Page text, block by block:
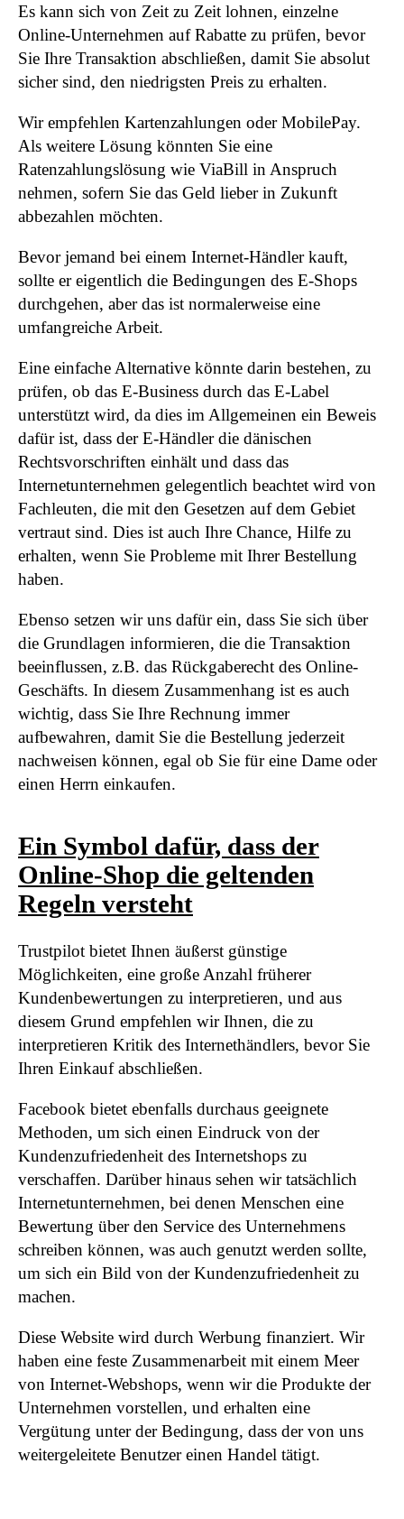
Es kann sich von Zeit zu Zeit lohnen, einzelne
Online-Unternehmen auf Rabatte zu prüfen, bevor
Sie Ihre Transaktion abschließen, damit Sie absolut
sicher sind, den niedrigsten Preis zu erhalten.
Wir empfehlen Kartenzahlungen oder MobilePay.
Als weitere Lösung könnten Sie eine
Ratenzahlungslösung wie ViaBill in Anspruch
nehmen, sofern Sie das Geld lieber in Zukunft
abbezahlen möchten.
Bevor jemand bei einem Internet-Händler kauft,
sollte er eigentlich die Bedingungen des E-Shops
durchgehen, aber das ist normalerweise eine
umfangreiche Arbeit.
Eine einfache Alternative könnte darin bestehen, zu
prüfen, ob das E-Business durch das E-Label
unterstützt wird, da dies im Allgemeinen ein Beweis
dafür ist, dass der E-Händler die dänischen
Rechtsvorschriften einhält und dass das
Internetunternehmen gelegentlich beachtet wird von
Fachleuten, die mit den Gesetzen auf dem Gebiet
vertraut sind. Dies ist auch Ihre Chance, Hilfe zu
erhalten, wenn Sie Probleme mit Ihrer Bestellung
haben.
Ebenso setzen wir uns dafür ein, dass Sie sich über
die Grundlagen informieren, die die Transaktion
beeinflussen, z.B. das Rückgaberecht des Online-
Geschäfts. In diesem Zusammenhang ist es auch
wichtig, dass Sie Ihre Rechnung immer
aufbewahren, damit Sie die Bestellung jederzeit
nachweisen können, egal ob Sie für eine Dame oder
einen Herrn einkaufen.
Ein Symbol dafür, dass der
Online-Shop die geltenden
Regeln versteht
Trustpilot bietet Ihnen äußerst günstige
Möglichkeiten, eine große Anzahl früherer
Kundenbewertungen zu interpretieren, und aus
diesem Grund empfehlen wir Ihnen, die zu
interpretieren Kritik des Internethändlers, bevor Sie
Ihren Einkauf abschließen.
Facebook bietet ebenfalls durchaus geeignete
Methoden, um sich einen Eindruck von der
Kundenzufriedenheit des Internetshops zu
verschaffen. Darüber hinaus sehen wir tatsächlich
Internetunternehmen, bei denen Menschen eine
Bewertung über den Service des Unternehmens
schreiben können, was auch genutzt werden sollte,
um sich ein Bild von der Kundenzufriedenheit zu
machen.
Diese Website wird durch Werbung finanziert. Wir
haben eine feste Zusammenarbeit mit einem Meer
von Internet-Webshops, wenn wir die Produkte der
Unternehmen vorstellen, und erhalten eine
Vergütung unter der Bedingung, dass der von uns
weitergeleitete Benutzer einen Handel tätigt.